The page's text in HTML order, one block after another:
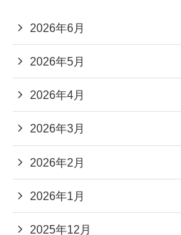
2026年6月
2026年5月
2026年4月
2026年3月
2026年2月
2026年1月
2025年12月